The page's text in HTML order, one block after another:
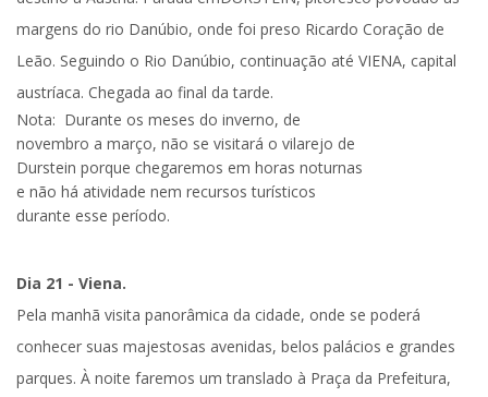
margens do rio Danúbio, onde foi preso Ricardo Coração de
Leão. Seguindo o Rio Danúbio, continuação até VIENA, capital
austríaca. Chegada ao final da tarde.
Nota: Durante os meses do inverno, de
novembro a março, não se visitará o vilarejo de
Durstein porque chegaremos em horas noturnas
e não há atividade nem recursos turísticos
durante esse período.
Dia 21 - Viena.
Pela manhã visita panorâmica da cidade, onde se poderá
conhecer suas majestosas avenidas, belos palácios e grandes
parques. À noite faremos um translado à Praça da Prefeitura,